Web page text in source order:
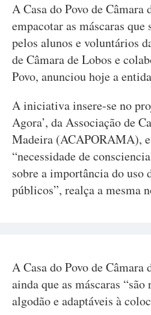
A Casa do Povo de Câmara
empacotar as máscaras
pelos alunos e voluntários
de Câmara de Lobos e
Povo, anunciou hoje a
A iniciativa insere-se no
Agora’, da Associação de
Madeira (ACAPORAMA),
“necessidade de
sobre a importância do uso
públicos”, realça a mesma
A Casa do Povo de Câmara
ainda que as máscaras
algodão e adaptáveis à